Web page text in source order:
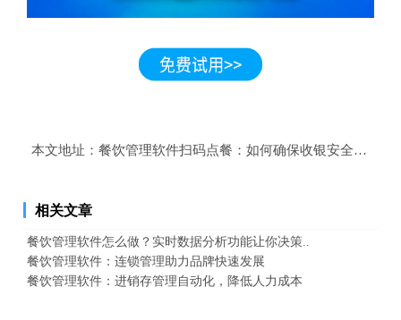
本文地址： 餐饮管理软件扫码点餐：如何确保收银安全，杜绝
相关文章
餐饮管理软件怎么做？实时数据分析功能让你决策..
餐饮管理软件：连锁管理助力品牌快速发展
餐饮管理软件：进销存管理自动化，降低人力成本